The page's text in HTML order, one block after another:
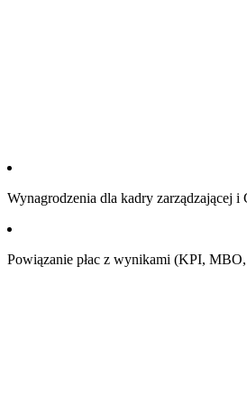
Wynagrodzenia dla kadry zarządzającej i
Powiązanie płac z wynikami (KPI,